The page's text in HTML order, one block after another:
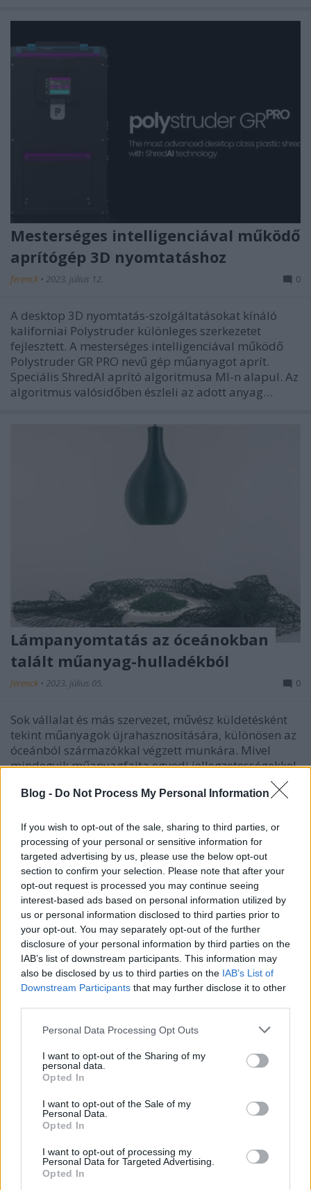
Blog - Do Not Process My Personal Information
If you wish to opt-out of the sale, sharing to third parties, or
processing of your personal or sensitive information for
targeted advertising by us, please use the below opt-out
section to confirm your selection. Please note that after your
opt-out request is processed you may continue seeing
interest-based ads based on personal information utilized by
us or personal information disclosed to third parties prior to
your opt-out. You may separately opt-out of the further
disclosure of your personal information by third parties on the
IAB’s list of downstream participants. This information may
also be disclosed by us to third parties on the IAB’s List of
Downstream Participants that may further disclose it to other
Please note that this website/app uses one or more Google
not limited to your visit or usage behaviour. You may click to
grant or deny consent to Google and its third-party tags to
use your data for below specified purposes in below Google
consent section.
Personal Data Processing Opt Outs
I want to opt-out of the Sharing of my
personal data.
Opted In
I want to opt-out of the Sale of my
Personal Data.
Opted In
I want to opt-out of processing my
Personal Data for Targeted Advertising.
Opted In
Mesterséges intelligenciával működő
aprítógép 3D nyomtatáshoz
ferenck • 2023. július 12. 0
A desktop 3D nyomtatás-szolgáltatásokat kínáló
kaliforniai Polystruder különleges szerkezetet
fejlesztett. A mesterséges intelligenciával működő
Polystruder GR PRO nevű gép műanyagot aprít.
Speciális ShredAI aprító algoritmusa MI-n alapul. Az
algoritmus valósidőben észleli az adott anyag…
Lámpanyomtatás az óceánokban
talált műanyag-hulladékból
ferenck • 2023. július 05. 0
Sok vállalat és más szervezet, művész küldetésként
tekint műanyagok újrahasznosítására, különösen az
óceánból származókkal végzett munkára. Mivel
mindegyik műanyagfajta egyedi jellegzetességekkel
technikával viszont a hulladék a kívánt formává…
Mikroműanyag-szűrők
mosógépekhez
2023. április 20.
A mikroműanyagok által okozott szennyezés a
problémája. Ezeknek az anyagoknak a szélessége az
öt millimétert sem éri el; óceánoktól, folyóktól,
tavaktól a hegycsúcsokig és a tengerárkokig sajnos